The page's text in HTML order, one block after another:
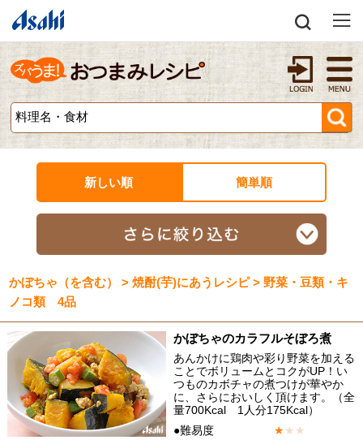
新しい順 簡単順
かぼちゃ（を含む） > 焼酎(芋)にあうレシピ > 野菜・豆類・キ
ノコ類 4品
かぼちゃのカラフルそぼろ煮
あんかけに鶏肉や彩り野菜を加える
ことでボリュームとコクがUP！い
つものカボチャの煮つけが華やか
に、さらにおいしく頂けます。（全
量700Kcal 1人分175Kcal）
●難易度
★★ ★